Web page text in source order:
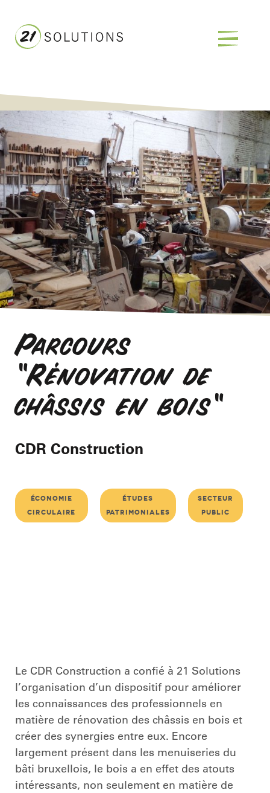
Parcours
"Rénovation de
châssis en bois"
CDR Construction
économie
circulaire
études
patrimoniales
secteur
public
Le CDR Construction a confié à 21 Solutions
l’organisation d’un dispositif pour améliorer
les connaissances des professionnels en
matière de rénovation des châssis en bois et
créer des synergies entre eux. Encore
largement présent dans les menuiseries du
bâti bruxellois, le bois a en effet des atouts
intéressants, non seulement en matière de